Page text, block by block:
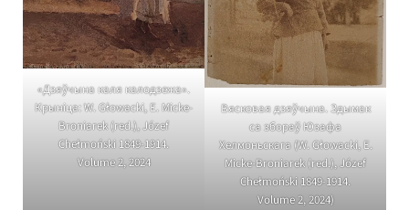
«Дзяўчына каля калодзежа».
Крыніца: W. Głowacki, E. Micke-
Broniarek (red.), Józef
Chełmoński 1849-1914.
Volume 2, 2024
Вясковая дзяўчына. Здымак
са збораў Юзафа
Хелмоньскага (W. Głowacki, E.
Micke-Broniarek (red.), Józef
Chełmoński 1849-1914.
Volume 2, 2024)